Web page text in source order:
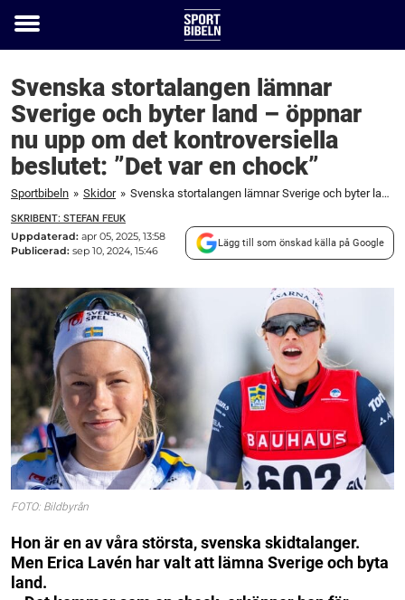
Toggle
Svenska stortalangen lämnar
Sverige och byter land – öppnar
nu upp om det kontroversiella
beslutet: ”Det var en chock”
Sportbibeln » Skidor » Svenska stortalangen lämnar Sverige och byter land – öppnar nu upp om det kontroversiella beslutet: "Det var en chock"
SKRIBENT: STEFAN FEUK
Uppdaterad: apr 05, 2025, 13:58
Publicerad: sep 10, 2024, 15:46
Lägg till som önskad källa på Google
FOTO: Bildbyrån
Hon är en av våra största, svenska skidtalanger.
Men Erica Lavén har valt att lämna Sverige och byta
land.